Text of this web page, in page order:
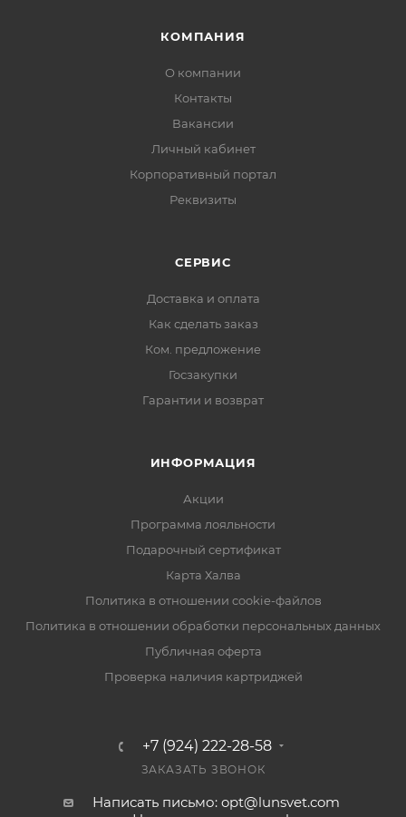
КОМПАНИЯ
О компании
Контакты
Вакансии
Личный кабинет
Корпоративный портал
Реквизиты
СЕРВИС
Доставка и оплата
Как сделать заказ
Ком. предложение
Госзакупки
Гарантии и возврат
ИНФОРМАЦИЯ
Акции
Программа лояльности
Подарочный сертификат
Карта Халва
Политика в отношении cookie-файлов
Политика в отношении обработки персональных данных
Публичная оферта
Проверка наличия картриджей
+7 (924) 222-28-58
ЗАКАЗАТЬ ЗВОНОК
Написать письмо: opt@lunsvet.com